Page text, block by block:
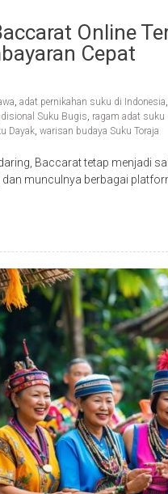
Online
Cepat
, adat pernikahan suku di Indonesia,
Suku Bugis, ragam adat suku
Dayak, warisan budaya Suku Toraja
Baccarat tetap menjadi
munculnya berbagai